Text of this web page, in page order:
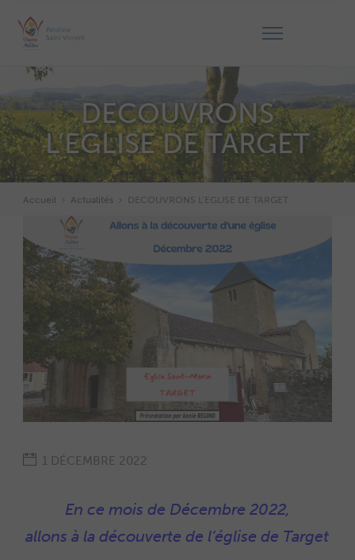
DECOUVRONS
L’EGLISE DE TARGET
Accueil Actualités DECOUVRONS L’EGLISE DE TARGET
1 DÉCEMBRE 2022
En ce mois de Décembre 2022,
allons à la découverte de l’église de Target